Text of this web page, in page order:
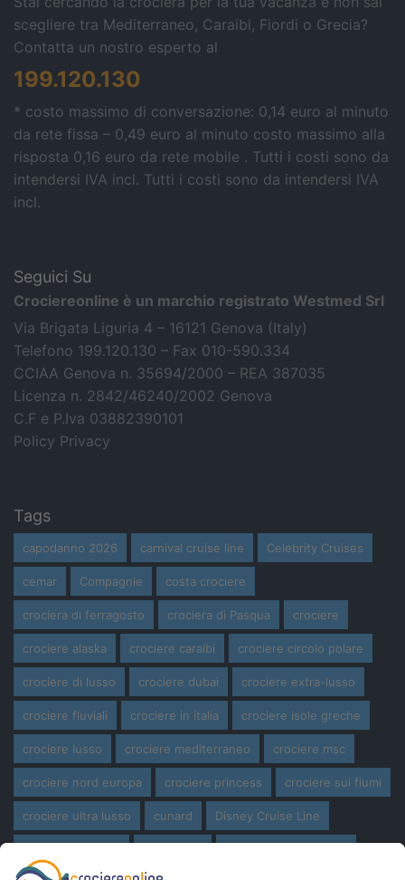
scegliere tra Mediterraneo, Caraibi, Fiordi o Grecia?
Contatta un nostro esperto al
199.120.130
* costo massimo di conversazione: 0,14 euro al minuto
da rete fissa – 0,49 euro al minuto costo massimo alla
risposta 0,16 euro da rete mobile . Tutti i costi sono da
intendersi IVA incl. Tutti i costi sono da intendersi IVA
incl.
Seguici Su
Crociereonline è un marchio registrato Westmed Srl
Via Brigata Liguria 4 – 16121 Genova (Italy)
Telefono 199.120.130 – Fax 010-590.334
CCIAA Genova n. 35694/2000 – REA 387035
Licenza n. 2842/46240/2002 Genova
C.F e P.Iva 03882390101
Policy Privacy
Tags
capodanno 2026 carnival cruise line Celebrity Cruises
cemar Compagnie costa crociere
crociera di ferragosto crociera di Pasqua crociere
crociere alaska crociere caraibi crociere circolo polare
crociere di lusso crociere dubai crociere extra-lusso
crociere fluviali crociere in italia crociere isole greche
crociere lusso crociere mediterraneo crociere msc
crociere nord europa crociere princess crociere sui fiumi
crociere ultra lusso cunard Disney Cruise Line